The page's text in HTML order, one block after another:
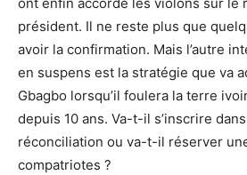
président. Il ne reste plus que
avoir la confirmation. Mais l’autre
en suspens est la stratégie que va
Gbagbo lorsqu’il foulera la terre
depuis 10 ans. Va-t-il s’inscrire
réconciliation ou va-t-il réserver
compatriotes ?